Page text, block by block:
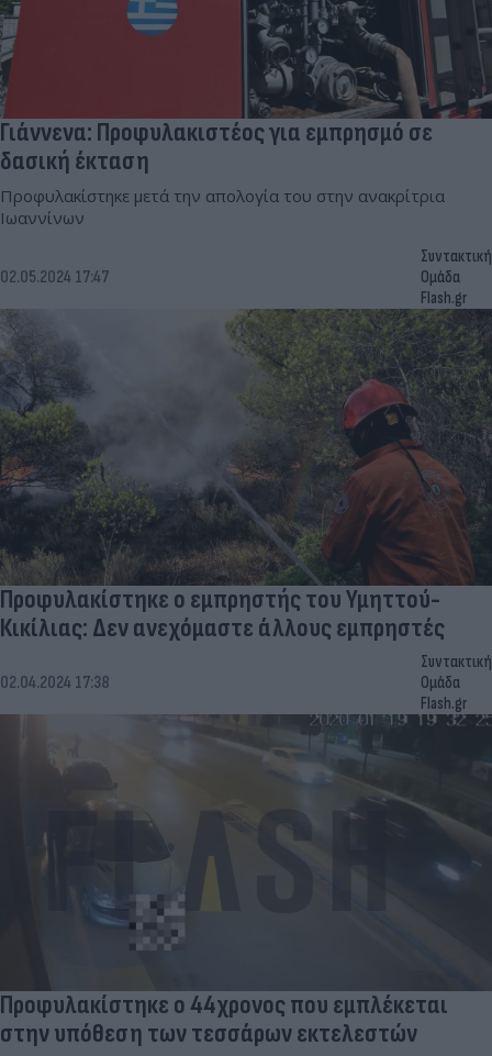
Γιάννενα: Προφυλακιστέος για εμπρησμό σε
δασική έκταση
Προφυλακίστηκε μετά την απολογία του στην ανακρίτρια
Ιωαννίνων
02.05.2024 17:47
Συντακτική
Ομάδα
Flash.gr
Προφυλακίστηκε ο εμπρηστής του Υμηττού-
Κικίλιας: Δεν ανεχόμαστε άλλους εμπρηστές
02.04.2024 17:38
Συντακτική
Ομάδα
Flash.gr
Προφυλακίστηκε ο 44χρονος που εμπλέκεται
στην υπόθεση των τεσσάρων εκτελεστών